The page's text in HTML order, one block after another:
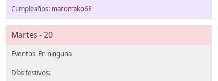
maromako68
Martes - 20